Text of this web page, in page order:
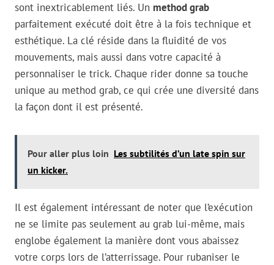
sont inextricablement liés. Un method grab
parfaitement exécuté doit être à la fois technique et
esthétique. La clé réside dans la fluidité de vos
mouvements, mais aussi dans votre capacité à
personnaliser le trick. Chaque rider donne sa touche
unique au method grab, ce qui crée une diversité dans
la façon dont il est présenté.
Pour aller plus loin Les subtilités d’un late spin sur
un kicker.
Il est également intéressant de noter que l’exécution
ne se limite pas seulement au grab lui-même, mais
englobe également la manière dont vous abaissez
votre corps lors de l’atterrissage. Pour rubaniser le